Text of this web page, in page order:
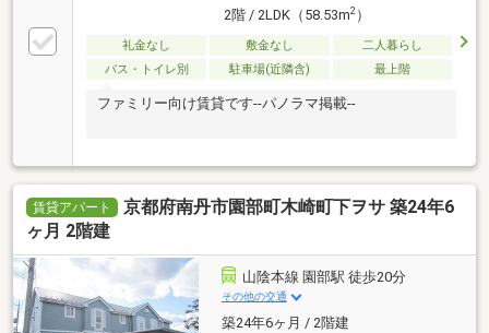
2階 / 2LDK（58.53m2）
礼金なし 敷金なし
二人暮らし
バス・トイレ別
駐車場(近隣含) 最上階
ファミリー向け賃貸です--パノラマ掲載--
賃貸アパート
京都府南丹市園部町木崎町下ヲサ 築24年6
ヶ月 2階建
山陰本線 園部駅 徒歩20分
その他の交通
築24年6ヶ月 / 2階建